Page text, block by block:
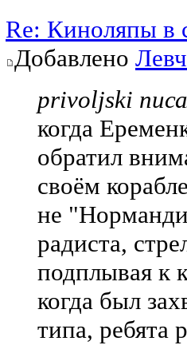
Re: Киноляпы в
Добавлено
privoljski
когда
обратил
своём
не
радиста,
подплывая к
когда был
типа, ребята